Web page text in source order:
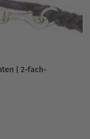
| 2-fach-